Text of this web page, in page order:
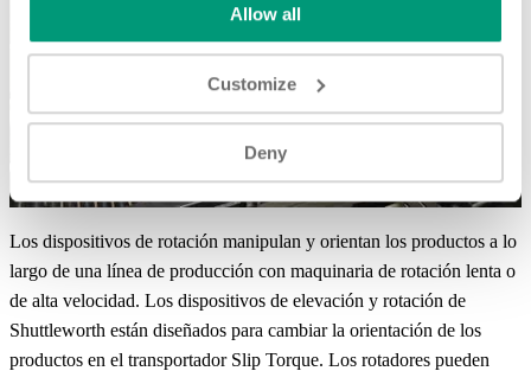
Read the complete cookie policy.
Allow all
Customize
Deny
Los dispositivos de rotación manipulan y orientan los productos a lo
largo de una línea de producción con maquinaria de rotación lenta o
de alta velocidad. Los dispositivos de elevación y rotación de
Shuttleworth están diseñados para cambiar la orientación de los
productos en el transportador Slip Torque. Los rotadores pueden